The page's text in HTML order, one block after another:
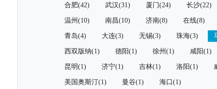
合肥(42) 武汉(31) 厦门(24) 长沙(22)
温州(10) 南昌(10) 济南(8) 在线(8)
青岛(4) 大连(3) 无锡(3) 珠海(3)
西双版纳(1) 德阳(1) 徐州(1) 咸阳(1)
昆明(1) 济宁(1) 吉林(1) 洛阳(1)
美国奥斯汀(1) 曼谷(1) 海口(1)